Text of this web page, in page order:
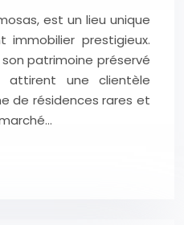
est un lieu unique
immobilier prestigieux.
patrimoine préservé
une clientèle
de résidences rares et